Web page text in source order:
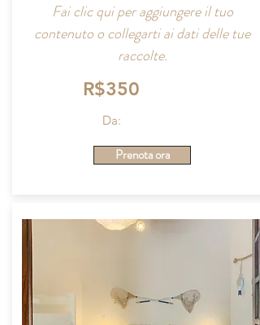
Fai clic qui per aggiungere il tuo
contenuto o collegarti ai dati delle tue
raccolte.
R$350
Da:
Prenota ora